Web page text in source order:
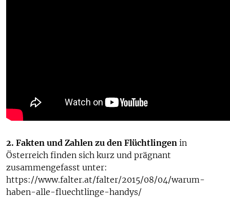
2. Fakten und Zahlen zu den Flüchtlingen in
Österreich finden sich kurz und prägnant
zusammengefasst unter:
https://www.falter.at/falter/2015/08/04/warum-
haben-alle-fluechtlinge-handys/